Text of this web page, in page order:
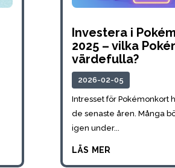
Investera i
2025 – vilka
värdefulla?
2026-02-05
Intresset för Pokémonkort
de senaste åren. Många
igen under...
läs mer